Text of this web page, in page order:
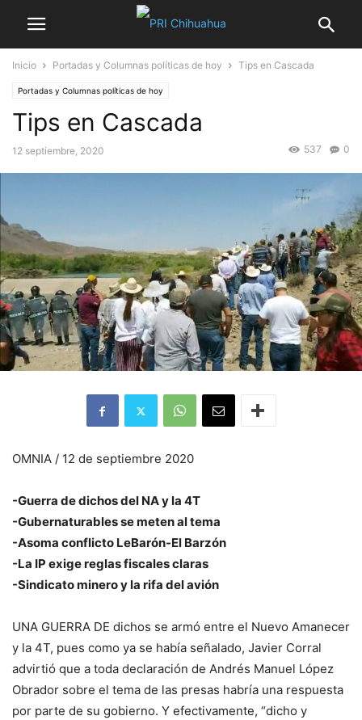
Inicio Portadas y Columnas políticas de hoy Tips en Cascada
Portadas y Columnas políticas de hoy
Tips en Cascada
12 septiembre, 2020 0
537
OMNIA / 12 de septiembre 2020
-Guerra de dichos del NA y la 4T
-Gubernaturables se meten al tema
-Asoma conflicto LeBarón-El Barzón
-La IP exige reglas fiscales claras
-Sindicato minero y la rifa del avión
UNA GUERRA DE dichos se armó entre el Nuevo Amanecer
y la 4T, pues como ya se había señalado, Javier Corral
advirtió que a toda declaración de Andrés Manuel López
Obrador sobre el tema de las presas habría una respuesta
por parte de su gobierno. Y efectivamente, “dicho y